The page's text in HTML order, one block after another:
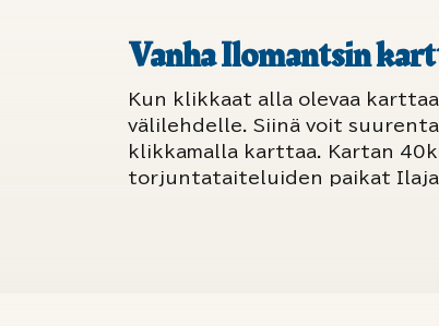
Vanha Ilomantsin
Kun klikkaat alla olevaa
välilehdelle. Siinä voit
klikkamalla karttaa. Kartan
torjuntataiteluiden paikat